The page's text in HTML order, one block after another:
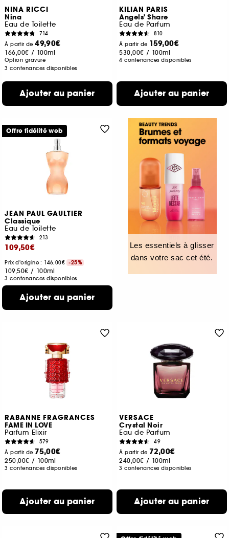
NINA RICCI
Nina
Eau de Toilette
714
À partir de49,90€
166,00€ / 100ml
Option gravure
3 contenances disponibles
Ajouter au panier
KILIAN PARIS
Angels' Share
Eau de Parfum
810
À partir de 159,00€
530,00€ / 100ml
4 contenances disponibles
Ajouter au panier
JEAN PAUL GAULTIER
Classique
Eau de Toilette
213
109,50€
Prix d'origine : 146,00€ -25%
109,50€ / 100ml
3 contenances disponibles
Ajouter au panier
Offre fidélité web
Les essentiels à glisser
dans votre sac cet été.
RABANNE FRAGRANCES
FAME IN LOVE
Parfum Elixir
579
À partir de 75,00€
250,00€ / 100ml
3 contenances disponibles
Ajouter au panier
VERSACE
Crystal Noir
Eau de Parfum
49
À partir de 72,00€
240,00€ / 100ml
3 contenances disponibles
Ajouter au panier